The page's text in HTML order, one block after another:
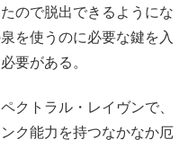
ので脱出できるようにな
を使うのに必要な鍵を入
要がある。
クトラル・レイヴンで、
ク能力を持つなかなか厄